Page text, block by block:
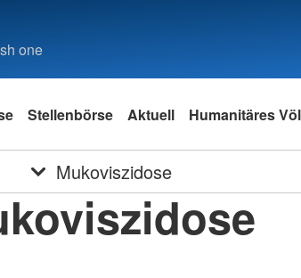
one
Stellenbörse Aktuell Humanitäres
Mukoviszidose